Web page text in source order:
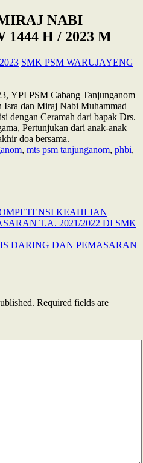
NABI
H / 2023 M
SMK PSM WARUJAYENG
YPI PSM Cabang Tanjunganom
Isra dan Miraj Nabi Muhammad
dengan Ceramah dari bapak Drs.
Pertunjukan dari anak-anak
doa bersama.
, mts psm tanjunganom, phbi,
KEAHLIAN
T.A. 2021/2022 DI SMK
DARING DAN PEMASARAN
Required fields are